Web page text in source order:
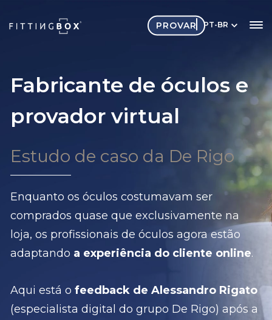
PT-BR
PROVAR
Fabricante de óculos e
provador virtual
Estudo de caso da De Rigo
Enquanto os óculos costumavam ser
comprados quase que exclusivamente na
loja, os profissionais de óculos agora estão
adaptando a experiência do cliente online.
Aqui está o feedback de Alessandro Rigato
(especialista digital do grupo De Rigo) após a